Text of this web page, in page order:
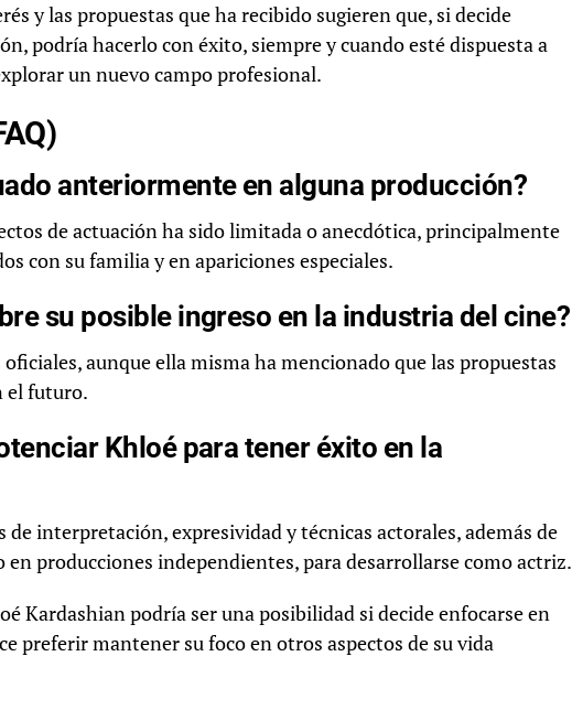
y las propuestas que ha recibido sugieren que, si decide
podría hacerlo con éxito, siempre y cuando esté dispuesta a
un nuevo campo profesional.
anteriormente en alguna producción?
de actuación ha sido limitada o anecdótica, principalmente
con su familia y en apariciones especiales.
su posible ingreso en la industria del cine?
aunque ella misma ha mencionado que las propuestas
el futuro.
Khloé para tener éxito en la
de interpretación, expresividad y técnicas actorales, además de
en producciones independientes, para desarrollarse como actriz.
Kardashian podría ser una posibilidad si decide enfocarse en
preferir mantener su foco en otros aspectos de su vida